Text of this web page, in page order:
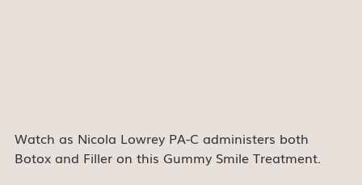
Watch as Nicola Lowrey PA-C administers both
Botox and Filler on this Gummy Smile Treatment.